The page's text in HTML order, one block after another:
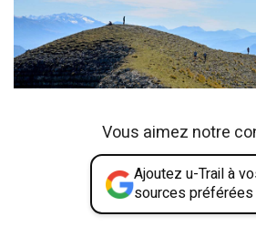
Vous aimez notre
Ajoutez u-Trail à
sources